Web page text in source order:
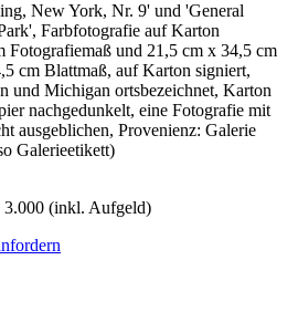
New York, Nr. 9' und 'General
Farbfotografie auf Karton
Fotografiemaß und 21,5 cm x 34,5 cm
cm Blattmaß, auf Karton signiert,
und Michigan ortsbezeichnet, Karton
nachgedunkelt, eine Fotografie mit
ausgeblichen, Provenienz: Galerie
Galerieetikett)
3.000 (inkl. Aufgeld)